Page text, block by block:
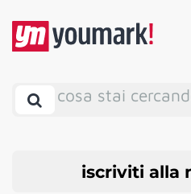
cosa stai
iscriviti alla